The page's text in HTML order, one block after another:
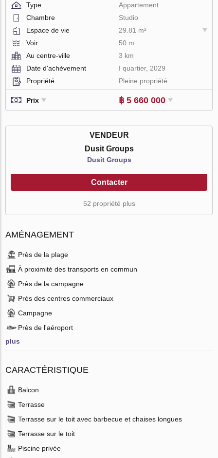
Type
Appartement
Chambre
Studio
Espace de vie
29.81 m²
Voir
50 m
Au centre-ville
3 km
Date d'achèvement
I quartier, 2029
Propriété
Pleine propriété
Prix ฿ 5 660 000
VENDEUR
Dusit Groups
Dusit Groups
Contacter
52 propriété plus
AMÉNAGEMENT
Près de la plage
À proximité des transports en commun
Près de la campagne
Près des centres commerciaux
Campagne
Près de l'aéroport
plus
CARACTÉRISTIQUE
Balcon
Terrasse
Terrasse sur le toit avec barbecue et chaises longues
Terrasse sur le toit
Piscine privée